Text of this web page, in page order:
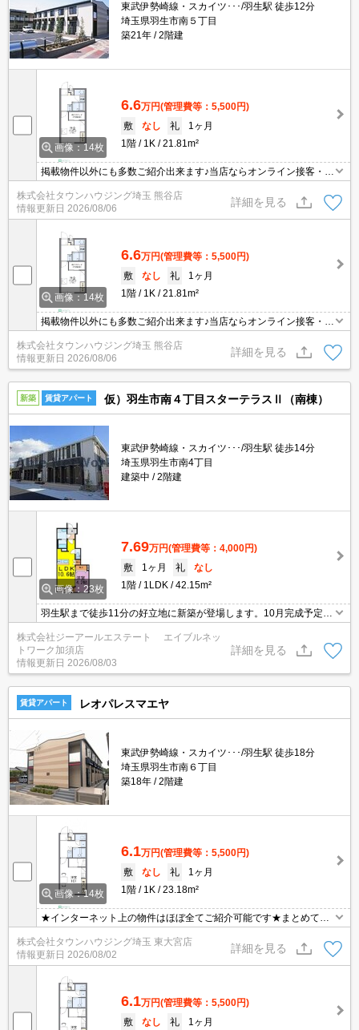
東武伊勢崎線・スカイツ･･･/羽生駅 徒歩12分
埼玉県羽生市南５丁目
築21年
2階建
画像：14枚
6.6万円(管理費等：5,500円)
敷
なし 礼
1ヶ月
1階
1K 21.81m²
掲載物件以外にも多数ご紹介出来ます♪当店ならオンライン接客・内
見可能です！メールでのお問い合わせの際は、電話番号も記載頂き
ますとスムーズに御対応できます♪
株式会社タウンハウジング埼玉 熊谷店
情報更新日 2026/08/06
詳細を見る
画像：14枚
6.6万円(管理費等：5,500円)
敷
なし 礼
1ヶ月
1階
1K 21.81m²
掲載物件以外にも多数ご紹介出来ます♪当店ならオンライン接客・内
見可能です！メールでのお問い合わせの際は、電話番号も記載頂き
ますとスムーズに御対応できます♪
株式会社タウンハウジング埼玉 熊谷店
情報更新日 2026/08/06
詳細を見る
新築 賃貸アパート 仮）羽生市南４丁目スターテラスⅡ（南棟）
東武伊勢崎線・スカイツ･･･/羽生駅 徒歩14分
埼玉県羽生市南4丁目
建築中
2階建
画像：23枚
7.69万円(管理費等：4,000円)
敷
1ヶ月 礼
なし
1階
1LDK 42.15m²
羽生駅まで徒歩11分の好立地に新築が登場します。10月完成予定。
周辺はスーパー、ドラッグストアなど商業施設が多い人気のエリア
です。諸学校も近いのでお子さんがいらっしゃる方にも好条件で
す。
株式会社ジーアールエステート エイブルネッ
トワーク加須店
情報更新日 2026/08/03
詳細を見る
賃貸アパート レオパレスマエヤ
東武伊勢崎線・スカイツ･･･/羽生駅 徒歩18分
埼玉県羽生市南６丁目
築18年
2階建
画像：14枚
6.1万円(管理費等：5,500円)
敷
なし 礼
1ヶ月
1階
1K 23.18m²
★インターネット上の物件はほぼ全てご紹介可能です★まとめてご
紹介致します★お部屋探しは情報量地域No１の★タウンハウジング
東大宮店まで★
株式会社タウンハウジング埼玉 東大宮店
情報更新日 2026/08/02
詳細を見る
6.1万円(管理費等：5,500円)
敷
なし 礼 1ヶ月